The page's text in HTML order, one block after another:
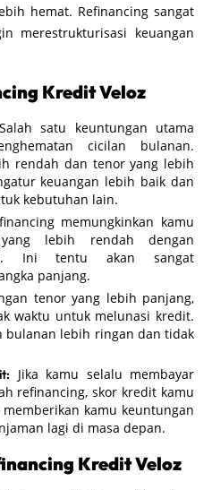
hemat. Refinancing sangat
merestrukturisasi keuangan
Kredit Veloz
Salah satu keuntungan utama
cicilan bulanan.
rendah dan tenor yang lebih
keuangan lebih baik dan
kebutuhan lain.
memungkinkan kamu
lebih rendah dengan
Ini tentu akan sangat
panjang.
tenor yang lebih panjang,
waktu untuk melunasi kredit.
bulanan lebih ringan dan tidak
Jika kamu selalu membayar
refinancing, skor kredit kamu
kamu keuntungan
lagi di masa depan.
Kredit Veloz